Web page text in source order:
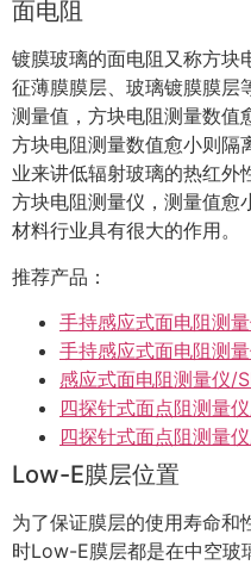
面电阻
镀膜玻璃的面电阻又称方块
征薄膜膜层、玻璃镀膜膜层
测量值，方块电阻测量数值
方块电阻测量数值愈小则隔
业来讲低辐射玻璃的热红外
方块电阻测量仪，测量值愈
材料行业具有很大的作用。
推荐产品：
手持感应式面电阻测
手持感应式面电阻测
感应式面电阻测量仪/
四探针式面点阻测量
四探针式面点阻测量
Low-E膜层位置
为了保证膜层的使用寿命和
时Low-E膜层都是在中空玻